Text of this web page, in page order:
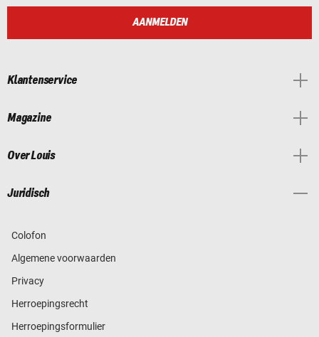
AANMELDEN
Klantenservice
Magazine
Over Louis
Juridisch
Colofon
Algemene voorwaarden
Privacy
Herroepingsrecht
Herroepingsformulier